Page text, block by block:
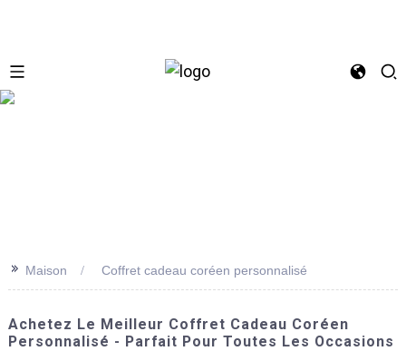
>> Maison Coffret cadeau coréen personnalisé
Achetez Le Meilleur Coffret Cadeau Coréen
Personnalisé - Parfait Pour Toutes Les Occasions